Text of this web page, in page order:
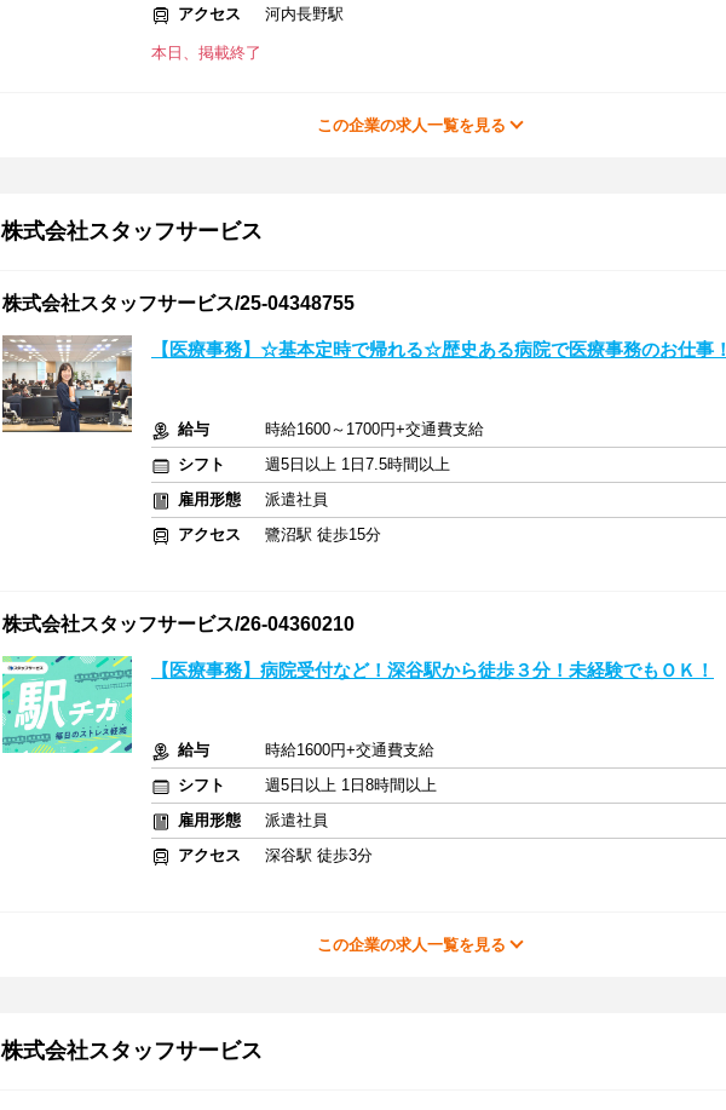
アクセス
河内長野駅
本日、掲載終了
この企業の求人一覧を見る
株式会社スタッフサービス
株式会社スタッフサービス/25-04348755
【医療事務】☆基本定時で帰れる☆歴史ある病院で医療事務のお仕事！
給与
時給1600～1700円+交通費支給
シフト
週5日以上 1日7.5時間以上
雇用形態
派遣社員
アクセス
鷺沼駅 徒歩15分
株式会社スタッフサービス/26-04360210
【医療事務】病院受付など！深谷駅から徒歩３分！未経験でもＯＫ！
給与
時給1600円+交通費支給
シフト
週5日以上 1日8時間以上
雇用形態
派遣社員
アクセス
深谷駅 徒歩3分
この企業の求人一覧を見る
株式会社スタッフサービス